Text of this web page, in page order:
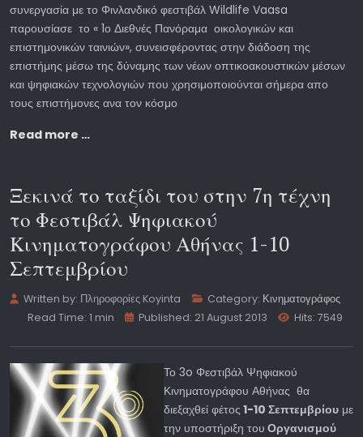
συνεργασία με το Φινλανδικό φεστιβάλ Wildlife Vaasa
παρουσίασε το « 1ο Διεθνές Πανόραμα οικολογικών και
επιστημονικών ταινιών», συνεισφέροντας στην διάδοση της
επιστήμης μέσω της δύναμης των νέων οπτικοακουστικών μέσων
και ψηφιακών τεχνολογιών που χρησιμοποιούνται σήμερα απο
τους επιστήμονες ανα τον κόσμο
Read more …
Ξεκινά το ταξίδι του στην 7η τέχνη
το Φεστιβάλ Ψηφιακού
Κινηματογράφου Αθήνας 1-10
Σεπτεμβρίου
Written by: Πληροφορίες Koyinta Category: Κινηματογράφος
Read Time: 1 min
Published: 21 August 2013 Hits: 7549
Το 3o Φεστιβάλ Ψηφιακού
Κινηματογράφου Αθήνας θα
διεξαχθεί φέτος 1-10 Σεπτεμβρίου με
την υποστήριξη του Οργανισμού